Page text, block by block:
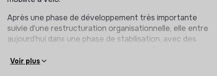
Après une phase de développement très importante
suivie d’une restructuration organisationnelle, elle entre
aujourd’hui dans une phase de stabilisation, avec des
l’appui d’un nouveau projet stratégique qui sera finalisé
Voir plus